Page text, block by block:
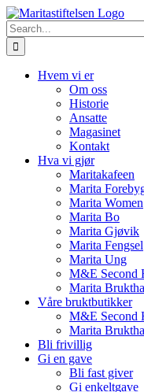
Skip
to
content
Search
for:
Hvem vi er
Om oss
Historie
Ansatte
Magasinet
Kontakt
Hva vi gjør
Maritakafeen
Marita
Marita Women
Marita Bo
Marita Gjøvik
Marita Fengsel
Marita Ung
M&E Second
Marita
Våre bruktbutikker
M&E Second
Marita
Bli frivillig
Gi en gave
Bli fast giver
Gi enkeltgave